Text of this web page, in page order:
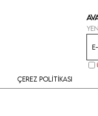
Çerez Politikası